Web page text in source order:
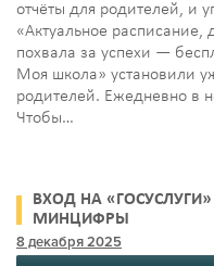
отчёты для родителей, и
«Актуальное
похвала за успехи —
Моя школа» установили
родителей. Ежедневно в
Чтобы…
ВХОД НА
МИНЦИФРЫ
8 декабря 2025